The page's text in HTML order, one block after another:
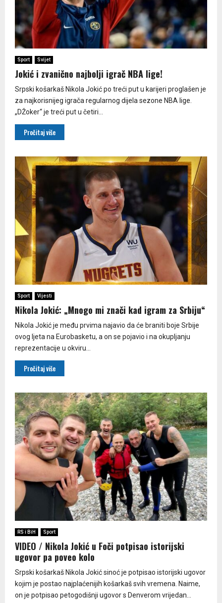
Sport Svijet
Јokić i zvanično najbolji igrač NBA lige!
Srpski košarkaš Nikola Јokić po treći put u karijeri proglašen je
za najkorisnijeg igrača regularnog dijela sezone NBA lige.
„DŽoker“ je treći put u četiri...
Pročitaj više
Sport Vijesti
Nikola Jokić: „Mnogo mi znači kad igram za Srbiju“
Nikola Jokić je među prvima najavio da će braniti boje Srbije
ovog ljeta na Eurobasketu, a on se pojavio i na okupljanju
reprezentacije u okviru...
Pročitaj više
RS i BiH Sport
VIDEO / Nikola Jokić u Foči potpisao istorijski
ugovor pa poveo kolo
Srpski košarkaš Nikola Jokić sinoć je potpisao istorijski ugovor
kojim je postao najplaćenijih košarkaš svih vremena. Naime,
on je potpisao petogodišnji ugovor s Denverom vrijedan...